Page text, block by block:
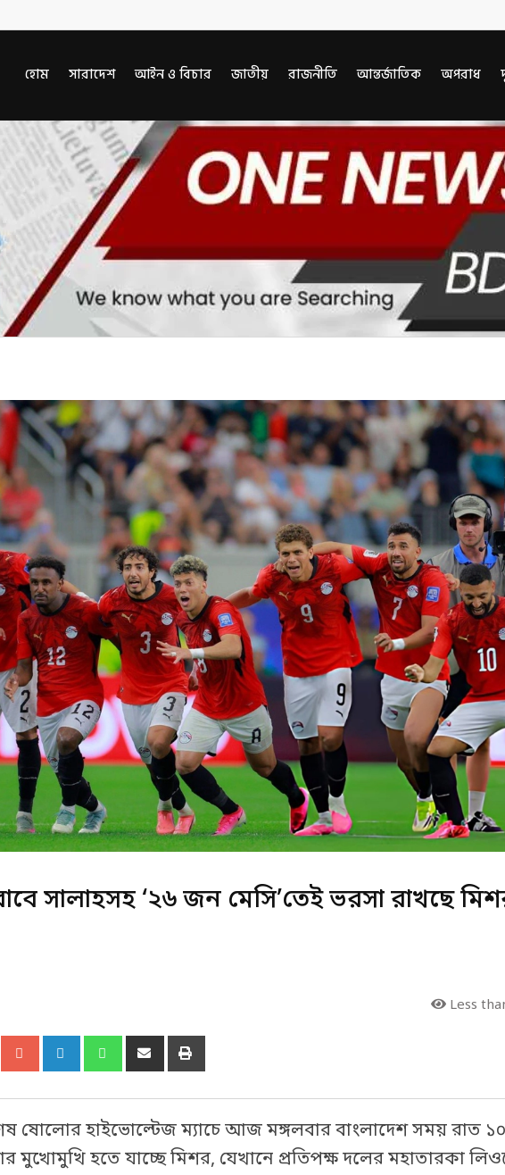
হোম সারাদেশ আইন ও বিচার জাতীয় রাজনীতি আন্তর্জাতিক অপরাধ
সালাহসহ ‘২৬ জন মেসি’তেই ভরসা রাখছে
Less
ষোলোর হাইভোল্টেজ ম্যাচে আজ মঙ্গলবার বাংলাদেশ সময় রাত
মুখোমুখি হতে যাচ্ছে মিশর, যেখানে প্রতিপক্ষ দলের মহাতারকা